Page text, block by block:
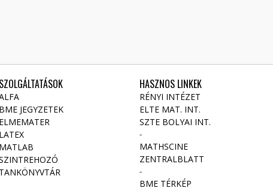
SZOLGÁLTATÁSOK
BME JEGYZETEK
ELMEMATER
LATEX
MATLAB
TANKÖNYVTÁR
HASZNOS LINKEK
RÉNYI INTÉZET
ELTE MAT. INT.
SZTE BOLYAI INT.
-
MATHSCINE
ZENTRALBLATT
-
BME TÉRKÉP